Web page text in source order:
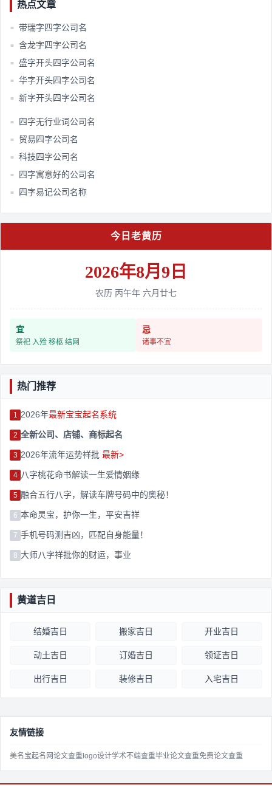
热点文章
■ 带瑞字四字公司名
■ 含龙字四字公司名
■ 盛字开头四字公司名
■ 华字开头四字公司名
■ 新字开头四字公司名
■ 四字无行业词公司名
■ 贸易四字公司名
■ 科技四字公司名
■ 四字寓意好的公司名
■ 四字易记公司名称
今日老黄历
2026年8月9日
农历 丙午年 六月廿七
宜
祭祀 入殓 移柩 结网
忌
诸事不宜
热门推荐
1 2026年最新宝宝起名系统
2 全新公司、店铺、商标起名
3 2026年流年运势祥批 最新>
4 八字桃花命书解读一生爱情姻缘
5 融合五行八字，解读车牌号码中的奥秘！
6 本命灵宝，护你一生，平安吉祥
7 手机号码测吉凶，匹配自身能量！
8 大师八字祥批你的财运，事业
黄道吉日
结婚吉日 搬家吉日 开业吉日
动土吉日 订婚吉日 领证吉日
出行吉日 装修吉日 入宅吉日
友情链接
美名宝起名网论文查重 logo设计学术不端查重毕业论文查重免费论文查重